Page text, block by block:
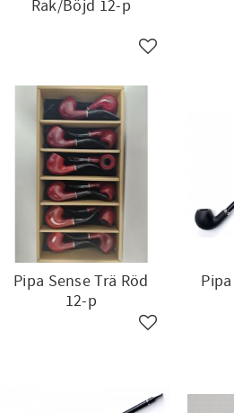
favoriter
Rak/Böjd 12-p
Lägg till i
favoriter
Pipa Sense Trä Röd
12-p
Lägg till i